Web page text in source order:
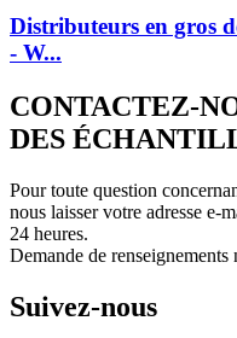
Distributeurs en gros
- W...
CONTACTEZ-
DES
Pour toute question
nous laisser votre adresse e-
24 heures.
Demande de renseignements
Suivez-nous